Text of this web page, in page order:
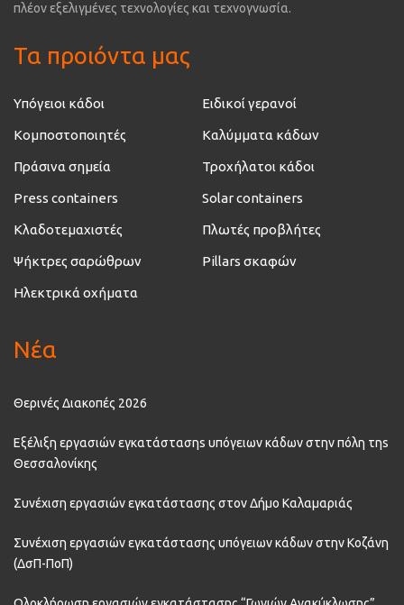
πλέον εξελιγμένες τεχνολογίες και τεχνογνωσία.
Τα προιόντα μας
Υπόγειοι κάδοι Ειδικοί γερανοί
Κομποστοποιητές Καλύμματα κάδων
Πράσινα σημεία Τροχήλατοι κάδοι
Press containers Solar containers
Κλαδοτεμαχιστές Πλωτές προβλήτες
Ψήκτρες σαρώθρων Pillars σκαφών
Ηλεκτρικά οχήματα
Νέα
Θερινές Διακοπές 2026
Εξέλιξη εργασιών εγκατάστασηs υπόγειων κάδων στην πόλη τηs
Θεσσαλονίκης
Συνέχιση εργασιών εγκατάστασης στον Δήμο Καλαμαριάς
Συνέχιση εργασιών εγκατάστασης υπόγειων κάδων στην Κοζάνη
(ΔσΠ-ΠοΠ)